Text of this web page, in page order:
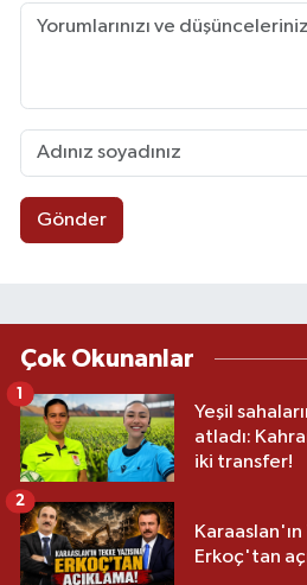
Gönder
Çok Okunanlar
Yeşil
atladı:
iki transfer!
1
Karaaslan'ın
Erkoç'tan
2